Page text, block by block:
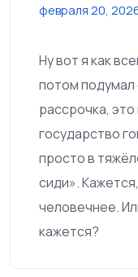
февраля 20,
Ну вот я как
потом
рассрочка,
государство
просто в
сиди».
человечнее.
кажется?